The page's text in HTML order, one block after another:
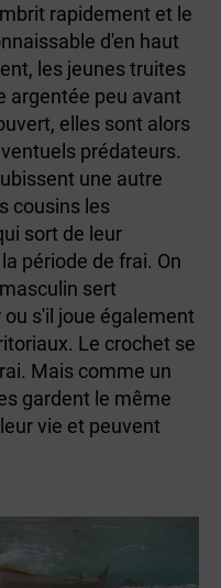
rapidement et le
d'en haut
les jeunes truites
argentée peu avant
elles sont alors
prédateurs.
une autre
cousins les
sort de leur
période de frai. On
sert
s'il joue également
Le crochet se
Mais comme un
gardent le même
vie et peuvent